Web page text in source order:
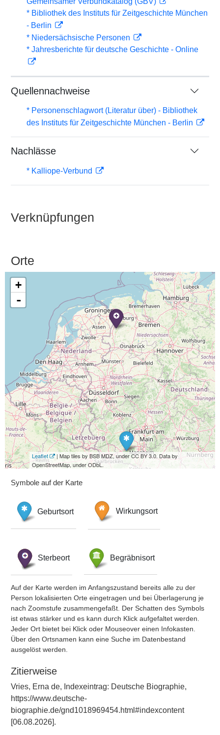
* Bibliothek des Instituts für Zeitgeschichte München
- Berlin
* Niedersächsische Personen
* Jahresberichte für deutsche Geschichte - Online
Quellennachweise
* Personenschlagwort (Literatur über) - Bibliothek
des Instituts für Zeitgeschichte München - Berlin
Nachlässe
* Kalliope-Verbund
Verknüpfungen
Orte
+
-
Leaflet
| Map tiles by BSB MDZ, under CC BY 3.0. Data by
OpenStreetMap, under ODbL.
Symbole auf der Karte
Geburtsort Wirkungsort
Sterbeort Begräbnisort
Auf der Karte werden im Anfangszustand bereits alle zu der
Person lokalisierten Orte eingetragen und bei Überlagerung je
nach Zoomstufe zusammengefaßt. Der Schatten des Symbols
ist etwas stärker und es kann durch Klick aufgefaltet werden.
Jeder Ort bietet bei Klick oder Mouseover einen Infokasten.
Über den Ortsnamen kann eine Suche im Datenbestand
ausgelöst werden.
Zitierweise
Vries, Erna de, Indexeintrag: Deutsche Biographie,
https://www.deutsche-
biographie.de/gnd1018969454.html#indexcontent
[06.08.2026].